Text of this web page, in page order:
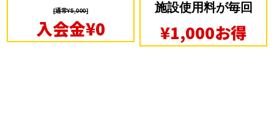
[通常¥5,000]
入会金¥0
施設使用料が毎回
¥1,000お得